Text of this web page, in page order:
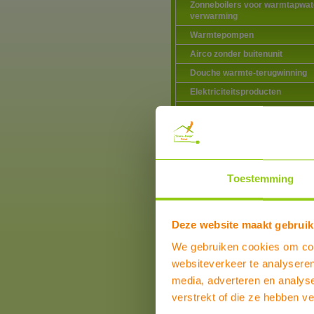
Toestemming
Deze website maakt
We gebruiken cookies om
websiteverkeer te
media, adverteren en
verstrekt of die ze hebben
Zonneboilers voor
verwarming
Warmtepompen
Airco zonder buitenunit
Douche warmte-terugwinning
Elektriciteitsproducten
Hotfill voor wasmachines en
vaatwassers
Ventilatie
Verlichting
Verwarming
Doorstroomverwarmers
Kraan waterbesparing
Douche waterbesparing
Waterleiding doorstroom
begrenzing